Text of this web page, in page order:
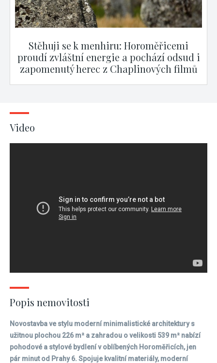
Stěhuji se k menhiru: Horoměřicemi
proudí zvláštní energie a pochází odsud i
zapomenutý herec z Chaplinových filmů
Video
Popis nemovitosti
Novostavba ve stylu moderní minimalistické architektury s
užitnou plochou 226 m² a zahradou o velikosti 539 m² nabízí
pohodové a stylové bydlení v oblíbených Horoměřicích, jen
pár minut od Prahy 6. Spojuje kvalitní materiály, moderní